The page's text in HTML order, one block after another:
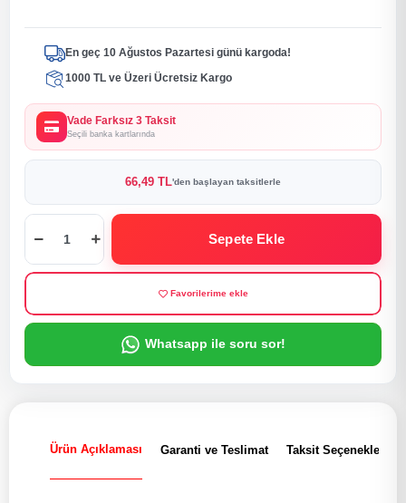
En geç 10 Ağustos Pazartesi günü kargoda!
1000 TL ve Üzeri Ücretsiz Kargo
Vade Farksız 3 Taksit
Seçili banka kartlarında
66,49 TL'den başlayan taksitlerle
Sepete Ekle
Favorilerime ekle
Whatsapp ile soru sor!
Ürün Açıklaması Garanti ve Teslimat Taksit Seçenekleri